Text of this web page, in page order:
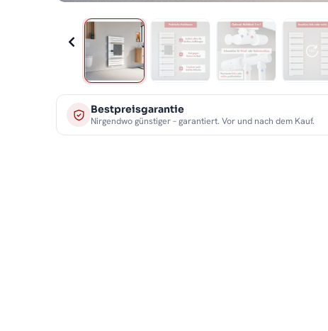
Bestpreisgarantie
Nirgendwo günstiger – garantiert. Vor und nach dem Kauf.